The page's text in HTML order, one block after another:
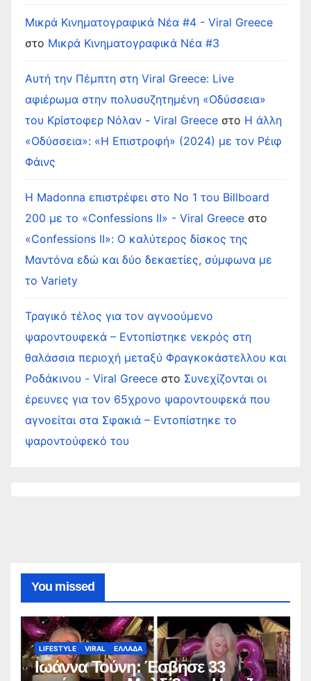
Μικρά Κινηματογραφικά Νέα #4 - Viral Greece
στο Μικρά Κινηματογραφικά Νέα #3
Αυτή την Πέμπτη στη Viral Greece: Live
αφιέρωμα στην πολυσυζητημένη «Οδύσσεια»
του Κρίστοφερ Νόλαν - Viral Greece στο Η άλλη
«Οδύσσεια»: «Η Επιστροφή» (2024) με τον Ρέιφ
Φάινς
Η Madonna επιστρέφει στο Νο 1 του Billboard
200 με το «Confessions II» - Viral Greece στο
«Confessions II»: Ο καλύτερος δίσκος της
Μαντόνα εδώ και δύο δεκαετίες, σύμφωνα με
το Variety
Τραγικό τέλος για τον αγνοούμενο
ψαροντουφεκά – Εντοπίστηκε νεκρός στη
θαλάσσια περιοχή μεταξύ Φραγκοκάστελλου και
Ροδάκινου - Viral Greece στο Συνεχίζονται οι
έρευνες για τον 65χρονο ψαροντουφεκά που
αγνοείται στα Σφακιά – Εντοπίστηκε το
ψαροντούφεκό του
You missed
LIFESTYLE VIRAL ΕΛΛΑΔΑ
Ιωάννα Τούνη: Έσβησε 33